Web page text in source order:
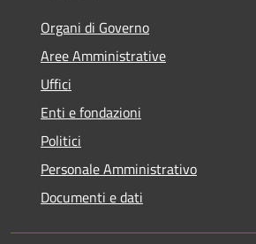
Organi di Governo
Aree Amministrative
Uffici
Enti e fondazioni
Politici
Personale Amministrativo
Documenti e dati